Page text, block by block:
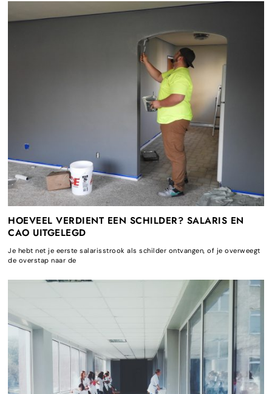
HOEVEEL VERDIENT EEN SCHILDER? SALARIS EN
CAO UITGELEGD
Je hebt net je eerste salarisstrook als schilder ontvangen, of je overweegt
de overstap naar de